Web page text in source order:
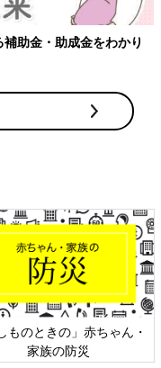
術 細木かおりさんの人生
相談